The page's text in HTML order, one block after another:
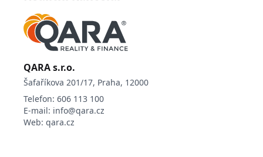
QARA s.r.o.
Šafaříkova 201/17, Praha, 12000
Telefon: 606 113 100
E-mail: info@qara.cz
Web: qara.cz